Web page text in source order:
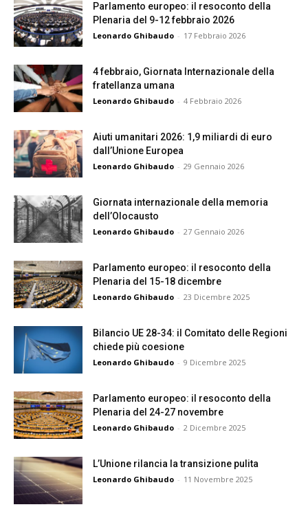
Parlamento europeo: il resoconto della
Plenaria del 9-12 febbraio 2026
Leonardo Ghibaudo - 17 Febbraio 2026
4 febbraio, Giornata Internazionale della
fratellanza umana
Leonardo Ghibaudo - 4 Febbraio 2026
Aiuti umanitari 2026: 1,9 miliardi di euro
dall’Unione Europea
Leonardo Ghibaudo - 29 Gennaio 2026
Giornata internazionale della memoria
dell’Olocausto
Leonardo Ghibaudo - 27 Gennaio 2026
Parlamento europeo: il resoconto della
Plenaria del 15-18 dicembre
Leonardo Ghibaudo - 23 Dicembre 2025
Bilancio UE 28-34: il Comitato delle Regioni
chiede più coesione
Leonardo Ghibaudo - 9 Dicembre 2025
Parlamento europeo: il resoconto della
Plenaria del 24-27 novembre
Leonardo Ghibaudo - 2 Dicembre 2025
L’Unione rilancia la transizione pulita
Leonardo Ghibaudo - 11 Novembre 2025